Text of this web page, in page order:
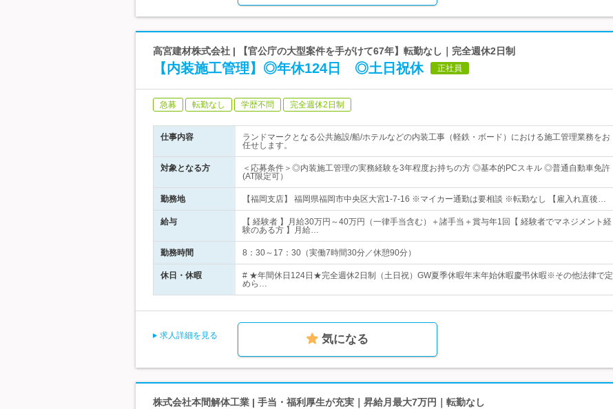
高宮建材株式会社 | 【官公庁の大型案件を手がけて67年】転勤なし｜完全週休2日制
【内装施工管理】◎年休124日 ◎土日祝休 正社員
急募 転勤なし 学歴不問 完全週休2日制
仕事内容
ランドマークとなる公共施設/船/ホテルなどの内装工事（軽鉄・ボード）における施工管理業務をお
任せします。
対象となる方
＜応募条件＞◎内装施工管理の実務経験を3年程度お持ちの方 ◎基本的PCスキル ◎普通自動車免許
(AT限定可）
勤務地 【福岡支店】 福岡県福岡市中央区大宮1-7-16 ※マイカー通勤は要相談 ※転勤なし 【雇入れ直後…
給与
【 経験者 】月給30万円～40万円（一律手当含む）＋諸手当＋賞与年1回【 経験者でマネジメント経
験のある方 】月給…
勤務時間 8：30～17：30（実働7時間30分／休憩90分）
休日・休暇
# ★年間休日124日★完全週休2日制（土日祝）GW夏季休暇年末年始休暇慶弔休暇※その他法律で定
めら…
求人詳細を見る 気になる
株式会社本間解体工業 | 手当・福利厚生が充実｜昇給月最大7万円｜転勤なし